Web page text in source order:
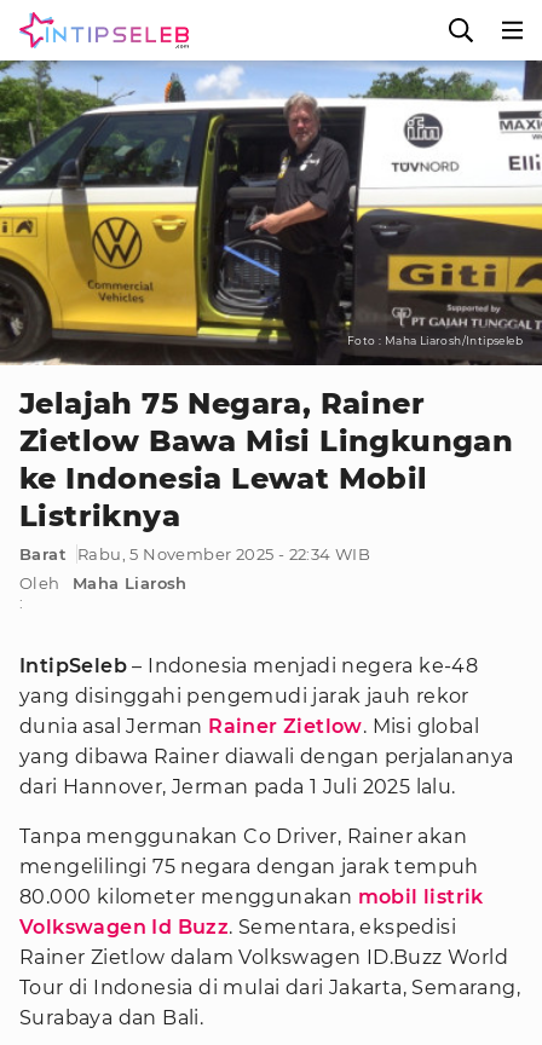
Foto : Maha Liarosh/Intipseleb
Jelajah 75 Negara, Rainer
Zietlow Bawa Misi Lingkungan
ke Indonesia Lewat Mobil
Listriknya
Barat
Rabu, 5 November 2025 - 22:34 WIB
Oleh
:
Maha Liarosh
IntipSeleb – Indonesia menjadi negera ke-48
yang disinggahi pengemudi jarak jauh rekor
dunia asal Jerman Rainer Zietlow. Misi global
yang dibawa Rainer diawali dengan perjalananya
dari Hannover, Jerman pada 1 Juli 2025 lalu.
Tanpa menggunakan Co Driver, Rainer akan
mengelilingi 75 negara dengan jarak tempuh
80.000 kilometer menggunakan mobil listrik
Volkswagen Id Buzz. Sementara, ekspedisi
Rainer Zietlow dalam Volkswagen ID.Buzz World
Tour di Indonesia di mulai dari Jakarta, Semarang,
Surabaya dan Bali.